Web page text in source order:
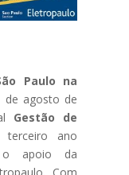
Paulo na
de agosto de
Gestão de
ano
o apoio da